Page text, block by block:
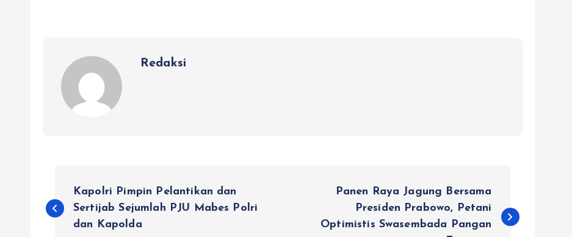
Redaksi
a
Kapolri Pimpin Pelantikan dan
Sertijab Sejumlah PJU Mabes Polri
dan Kapolda
Panen Raya Jagung Bersama
Presiden Prabowo, Petani
Optimistis Swasembada Pangan